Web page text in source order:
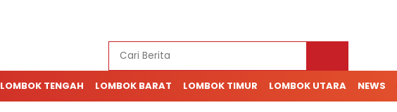
LOMBOK TENGAH LOMBOK BARAT LOMBOK TIMUR LOMBOK UTARA NEWS